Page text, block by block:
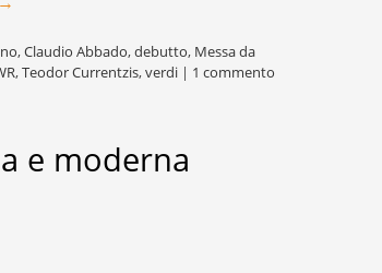
,Claudio Abbado,debutto, Messa da
,Teodor Currentzis,verdi | 1 commento
e moderna